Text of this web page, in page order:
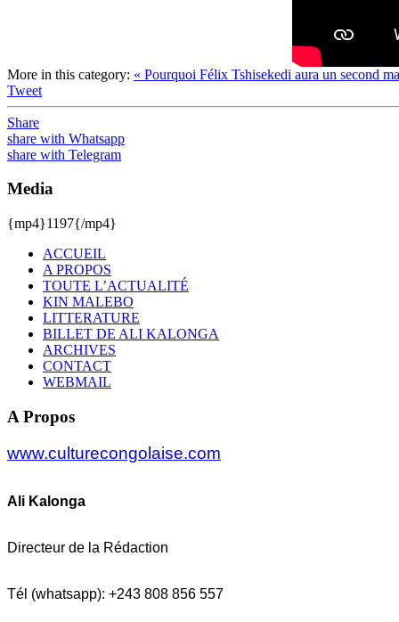
More in this category: « Pourquoi Félix Tshisekedi aura un second
Tweet
Share
share with Whatsapp
share with Telegram
Media
{mp4}1197{/mp4}
ACCUEIL
A PROPOS
TOUTE L’ACTUALITÉ
KIN MALEBO
LITTERATURE
BILLET DE ALI KALONGA
ARCHIVES
CONTACT
WEBMAIL
A Propos
www.culturecongolaise.com
Ali Kalonga
Directeur de la Rédaction
Tél (whatsapp): +243 808 856 557